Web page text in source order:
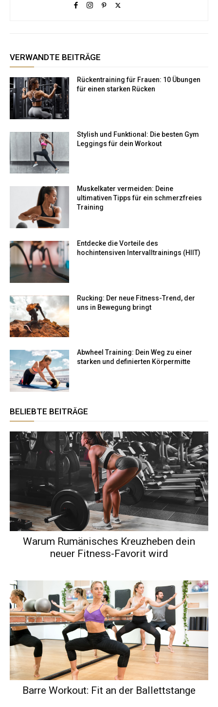
VERWANDTE BEITRÄGE
Rückentraining für Frauen: 10 Übungen
für einen starken Rücken
Stylish und Funktional: Die besten Gym
Leggings für dein Workout
Muskelkater vermeiden: Deine
ultimativen Tipps für ein schmerzfreies
Training
Entdecke die Vorteile des
hochintensiven Intervalltrainings (HIIT)
Rucking: Der neue Fitness-Trend, der
uns in Bewegung bringt
Abwheel Training: Dein Weg zu einer
starken und definierten Körpermitte
BELIEBTE BEITRÄGE
Warum Rumänisches Kreuzheben dein
neuer Fitness-Favorit wird
Barre Workout: Fit an der Ballettstange